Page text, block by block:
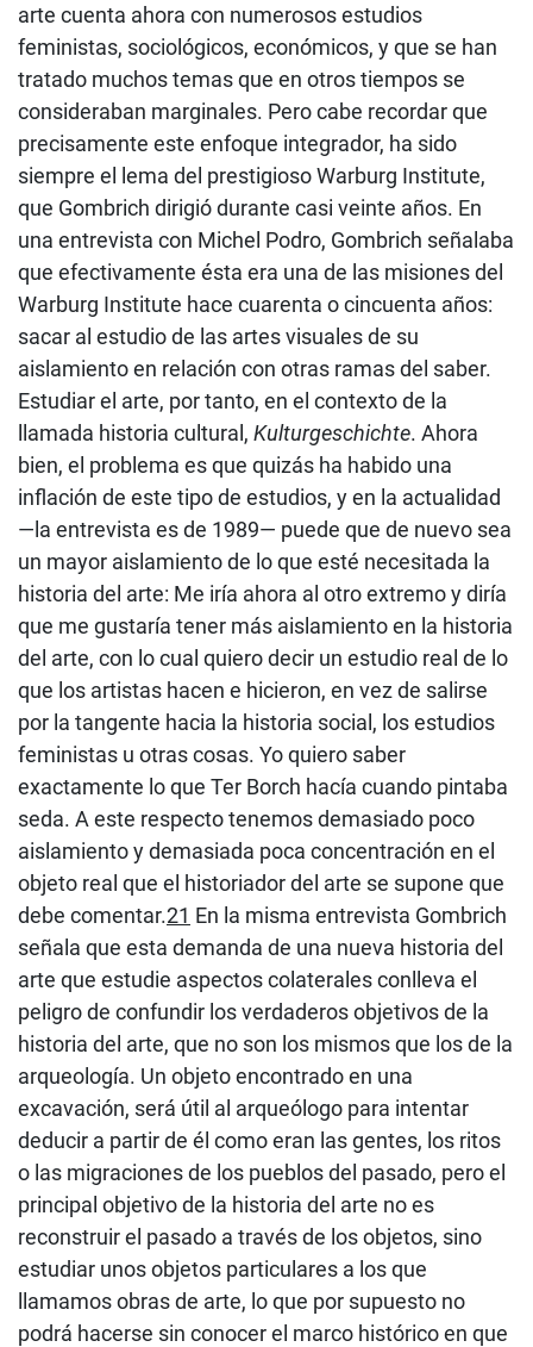
arte cuenta ahora con numerosos estudios
feministas, sociológicos, económicos, y que se han
tratado muchos temas que en otros tiempos se
consideraban marginales. Pero cabe recordar que
precisamente este enfoque integrador, ha sido
siempre el lema del prestigioso Warburg Institute,
que Gombrich dirigió durante casi veinte años. En
una entrevista con Michel Podro, Gombrich señalaba
que efectivamente ésta era una de las misiones del
Warburg Institute hace cuarenta o cincuenta años:
sacar al estudio de las artes visuales de su
aislamiento en relación con otras ramas del saber.
Estudiar el arte, por tanto, en el contexto de la
llamada historia cultural, Kulturgeschichte. Ahora
bien, el problema es que quizás ha habido una
inflación de este tipo de estudios, y en la actualidad
—la entrevista es de 1989— puede que de nuevo sea
un mayor aislamiento de lo que esté necesitada la
historia del arte: Me iría ahora al otro extremo y diría
que me gustaría tener más aislamiento en la historia
del arte, con lo cual quiero decir un estudio real de lo
que los artistas hacen e hicieron, en vez de salirse
por la tangente hacia la historia social, los estudios
feministas u otras cosas. Yo quiero saber
exactamente lo que Ter Borch hacía cuando pintaba
seda. A este respecto tenemos demasiado poco
aislamiento y demasiada poca concentración en el
objeto real que el historiador del arte se supone que
debe comentar.21 En la misma entrevista Gombrich
señala que esta demanda de una nueva historia del
arte que estudie aspectos colaterales conlleva el
peligro de confundir los verdaderos objetivos de la
historia del arte, que no son los mismos que los de la
arqueología. Un objeto encontrado en una
excavación, será útil al arqueólogo para intentar
deducir a partir de él como eran las gentes, los ritos
o las migraciones de los pueblos del pasado, pero el
principal objetivo de la historia del arte no es
reconstruir el pasado a través de los objetos, sino
estudiar unos objetos particulares a los que
llamamos obras de arte, lo que por supuesto no
podrá hacerse sin conocer el marco histórico en que